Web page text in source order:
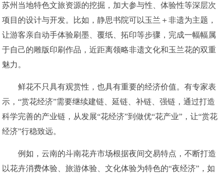
苏州当地特色文旅资源的挖掘，加大参与性、体验性等深层次
项目的设计与开发。比如，静思书院可以玉兰＋非遗为主题，
让游客亲自动手体验刷墨、覆纸、拓印等步骤，完成一幅幅属
于自己的雕版印刷作品，近距离领略非遗文化和玉兰花的双重
魅力。
鲜花不只具有观赏性，也具有重要的经济价值。有专家表
示，“赏花经济”需要继续建链、延链、补链、强链，通过打造
科学完善的产业链，从发展“花经济”到做优“花产业”，让“赏花
经济”行稳致远。
例如，云南的斗南花卉市场根据夜间交易特点，不断打造
以花卉消费体验、旅游体验、文化体验为特色的“夜经济”，如